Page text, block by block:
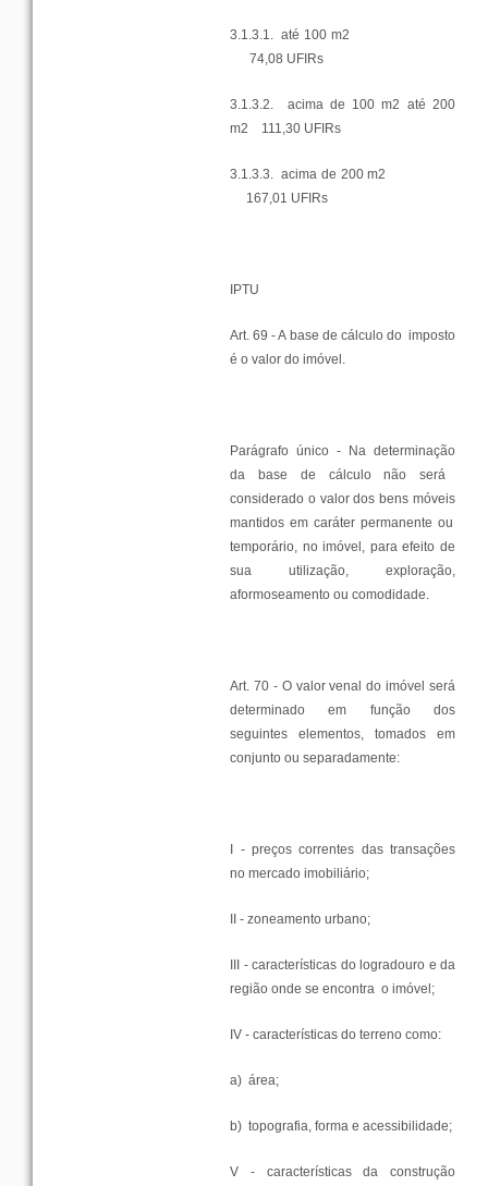
3.1.3.1. até 100 m2
74,08 UFIRs
3.1.3.2. acima de 100 m2 até 200
m2
111,30 UFIRs
3.1.3.3. acima de 200 m2
167,01 UFIRs
IPTU
Art. 69 - A base de cálculodo imposto
é ovalor doimóvel
Parágrafo único - Nadeterminação
da base de cálculo não será
considerado o valordosbens móveis
mantidosem caráter permanente ou
temporário , noimóvel para efeito de
sua
utilização ,exploração
aformoseamentoou comodidade
Art. 70 - O valor venal doimóvel será
determinado
em funçãodos
seguintes
elementos , tomadosem
conjunto ou separadamente:
I - preços correntes dastransações
nomercado imobiliário;
II -zoneamento urbano;
III -características dologradouro e da
região onde seencontra oimóvel;
IV -características doterreno como:
a) área;
b) topografia ,forma eacessibilidade;
V - característicasdaconstrução